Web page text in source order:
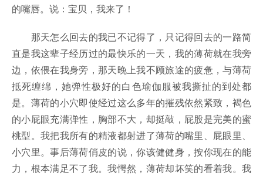
的嘴唇。说：宝贝，我来了！
那天怎么回去的我已不记得了，只记得回去的一路简
直是我这辈子经历过的最快乐的一天，我的薄荷就在我旁
边，依偎在我身旁，那天晚上我不顾旅途的疲惫，与薄荷
抵死缠绵，她弹性极好的白色瑜伽服被我撕扯的到处都
是。薄荷的小穴即使经过这么多年的摧残依然紧致，褐色
的小屁眼充满弹性，胸部不大，却挺敲，屁股是完美的蜜
桃型。我把我所有的精液都射进了薄荷的嘴里、屁眼里、
小穴里。事后薄荷俏皮的说，你该健健身，按你现在的能
力，根本满足不了我。我愕然，薄荷却坏笑的看着我。我